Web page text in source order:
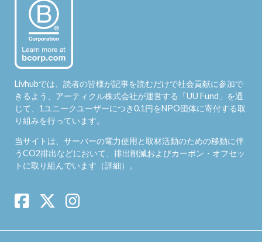
Livhubでは、読者の皆様が記事を読むだけで社会貢献に参加で
きるよう、アーティクル株式会社が運営する「UU Fund 」を通
じて、1ユニークユーザーにつき0.1円をNPO団体に寄付する取
り組みを行っています。
当サイトは、サーバーの電力使用と取材活動のための移動に伴
うCO2排出などにおいて、排出削減およびカーボン・オフセッ
トに取り組んでいます（詳細）。